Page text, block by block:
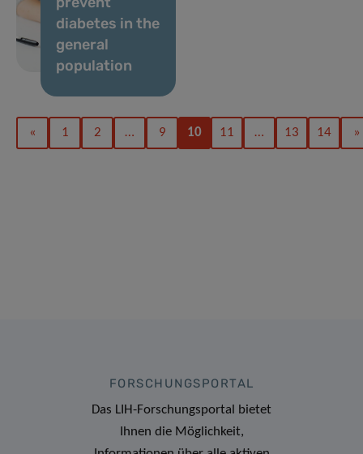
diabetes in the
general
population
« 1 2 … 9 10 11 … 13 14 »
FORSCHUNGSPORTAL
Das LIH-Forschungsportal bietet
Ihnen die Möglichkeit,